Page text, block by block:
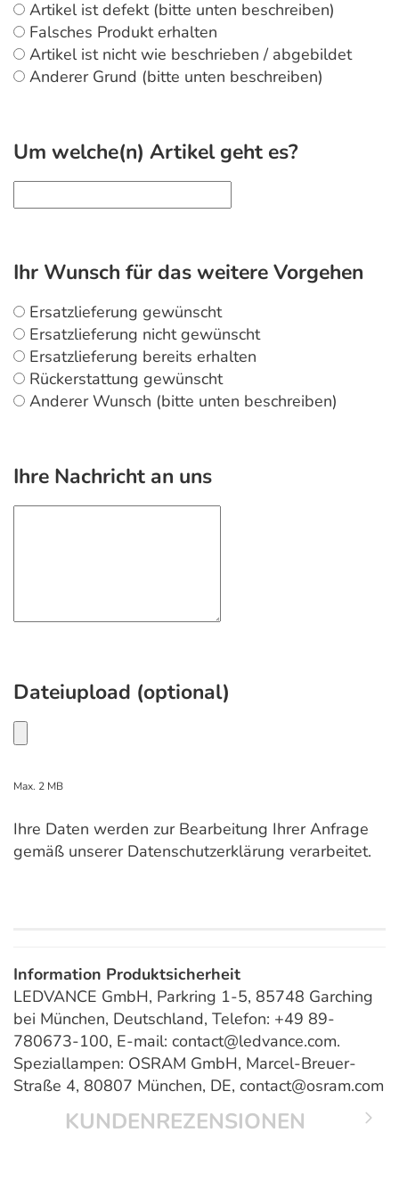
Artikel ist defekt (bitte unten beschreiben)
Falsches Produkt erhalten
Artikel ist nicht wie beschrieben / abgebildet
Anderer Grund (bitte unten beschreiben)
Um welche(n) Artikel geht es?
Ihr Wunsch für das weitere Vorgehen
Ersatzlieferung gewünscht
Ersatzlieferung nicht gewünscht
Ersatzlieferung bereits erhalten
Rückerstattung gewünscht
Anderer Wunsch (bitte unten beschreiben)
Ihre Nachricht an uns
Dateiupload (optional)
Max. 2 MB
Ihre Daten werden zur Bearbeitung Ihrer Anfrage
gemäß unserer Datenschutzerklärung verarbeitet.
Information Produktsicherheit
LEDVANCE GmbH, Parkring 1-5, 85748 Garching
bei München, Deutschland, Telefon: +49 89-
780673-100, E-mail: contact@ledvance.com.
Speziallampen: OSRAM GmbH, Marcel-Breuer-
Straße 4, 80807 München, DE, contact@osram.com
KUNDENREZENSIONEN